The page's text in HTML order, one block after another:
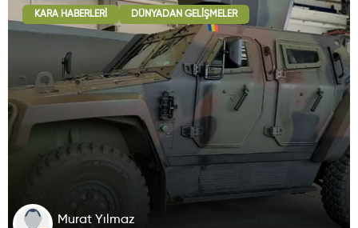
KARA HABERLERI DÜNYADAN GELIŞMELER
Murat Yılmaz